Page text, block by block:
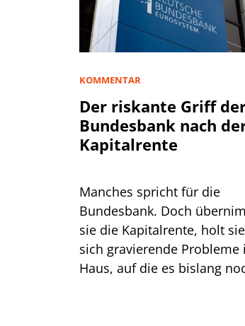
KOMMENTAR
Der riskante Griff
Bundesbank nach
Kapitalrente
Manches spricht für die
Bundesbank. Doch
sie die Kapitalrente, holt sie
sich gravierende Probleme
Haus, auf die es bislang